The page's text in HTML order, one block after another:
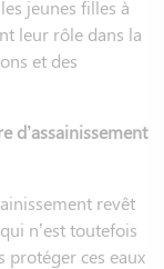
jeunes filles à
leur rôle dans la
et des
d’assainissement
revêt
n’est toutefois
protéger ces eaux